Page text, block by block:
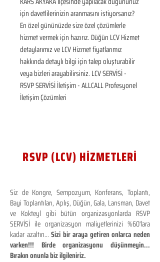
için davetlilerinizin aranmasını istiyorsanız?
En özel gününüzde size özel çözümlerle
hizmet vermek için hazırız. Düğün LCV Hizmet
detaylarımız ve LCV Hizmet fiyatlarımız
hakkında detaylı bilgi için talep oluşturabilir
veya bizleri arayabilirsiniz. LCV SERVİSİ -
RSVP SERVİSİ İletişim - ALLCALL Profesyonel
İletişim Çözümleri
RSVP (LCV) HİZMETLERİ
Siz de Kongre, Sempozyum, Konferans, Toplantı,
Bayi Toplantıları, Açılış, Düğün, Gala, Lansman, Davet
ve Kokteyl gibi bütün organizasyonlarda RSVP
SERVİSİ ile organizasyon maliyetlerinizi %60'lara
kadar azaltın...Sizi bir araya getiren onlarca neden
varken!!! Birde organizasyonu düşünmeyin...
Bırakın onunla biz ilgileniriz.